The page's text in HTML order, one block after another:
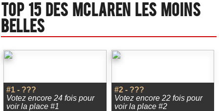
Top 15 des Mclaren les moins
belles
#1 - ???
Votez encore 24 fois pour
voir la place #1
#2 - ???
Votez encore 22 fois pour
voir la place #2